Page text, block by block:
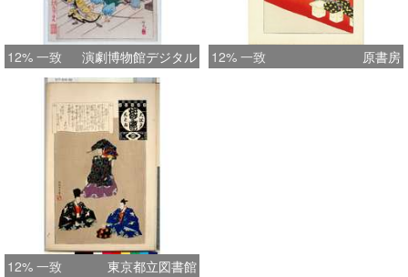
12% 一致 演劇博物館デジタル 12% 一致 原書房
12% 一致 東京都立図書館